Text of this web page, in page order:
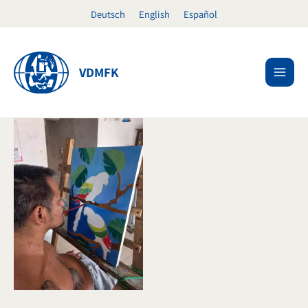
Deutsch English Español
VDMFK